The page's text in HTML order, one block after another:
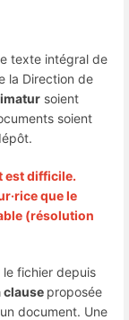
texte intégral de
la Direction de
soient
soient
est difficile.
que le
(résolution
fichier depuis
clause proposée
document. Une